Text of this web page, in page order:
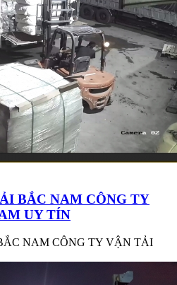
BẮC NAM CÔNG TY
UY TÍN
NAM CÔNG TY VẬN TẢI